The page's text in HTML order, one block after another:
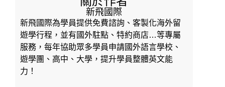
新飛國際
新飛國際為學員提供免費諮詢、客製化海外留
遊學行程，並有國外駐點、特約商店…等專屬
服務，每年協助眾多學員申請國外語言學校、
遊學團、高中、大學，提升學員整體英文能
力！